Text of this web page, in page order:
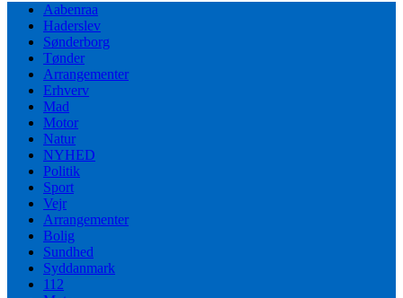
Aabenraa
Haderslev
Sønderborg
Tønder
Arrangementer
Erhverv
Mad
Motor
Natur
NYHED
Politik
Sport
Vejr
Arrangementer
Bolig
Sundhed
Syddanmark
112